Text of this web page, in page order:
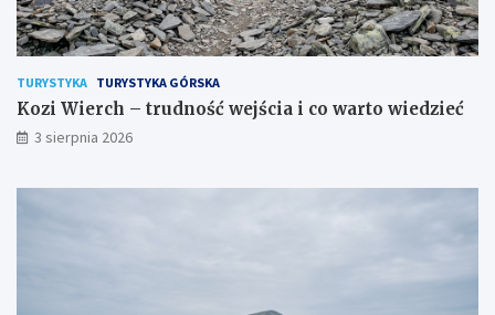
TURYSTYKA TURYSTYKA GÓRSKA
Kozi Wierch – trudność wejścia i co warto wiedzieć
3 sierpnia 2026